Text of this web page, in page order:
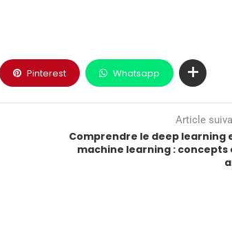
Pinterest Whatsapp
Article
Comprendre le deep learning
machine learning : concepts